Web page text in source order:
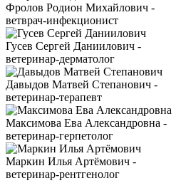
Фролов Родион Михайлович -
ветврач-инфекционист
Гусев Сергей Даниилович -
ветеринар-дерматолог
Давыдов Матвей Степанович -
ветеринар-терапевт
Максимова Ева Александровна -
ветеринар-герпетолог
Маркин Илья Артёмович -
ветеринар-рентгенолог